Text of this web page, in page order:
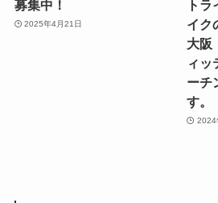
募集中！
2025年4月21日
ト
イク
大阪
ィッ
ーチ
す。
2024